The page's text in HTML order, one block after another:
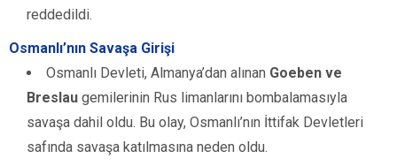
reddedildi.
Osmanlı’nın Savaşa Girişi
Osmanlı Devleti, Almanya’dan alınan Goeben ve
Breslau gemilerinin Rus limanlarını bombalamasıyla
savaşa dahil oldu. Bu olay, Osmanlı’nın İttifak Devletleri
safında savaşa katılmasına neden oldu.